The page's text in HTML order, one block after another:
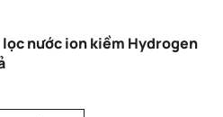
nước ion kiềm Hydrogen